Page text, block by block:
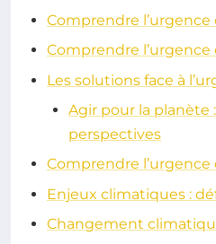
Comprendre
Comprendre
Les solutions face à
Agir pour la planète
perspectives
Comprendre
Enjeux climatiques :
Changement